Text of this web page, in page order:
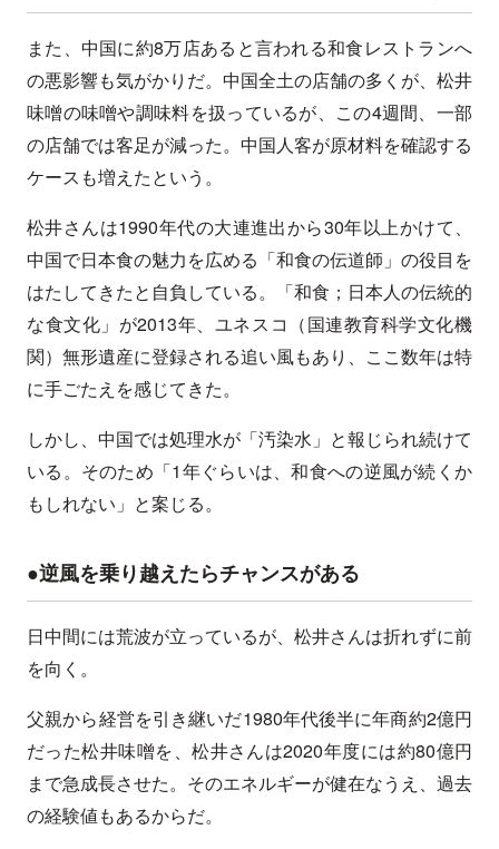
また、中国に約8万店あると言われる和食レストランへ
の悪影響も気がかりだ。中国全土の店舗の多くが、松井
味噌の味噌や調味料を扱っているが、この4週間、一部
の店舗では客足が減った。中国人客が原材料を確認する
ケースも増えたという。
松井さんは1990年代の大連進出から30年以上かけて、
中国で日本食の魅力を広める「和食の伝道師」の役目を
はたしてきたと自負している。「和食；日本人の伝統的
な食文化」が2013年、ユネスコ（国連教育科学文化機
関）無形遺産に登録される追い風もあり、ここ数年は特
に手ごたえを感じてきた。
しかし、中国では処理水が「汚染水」と報じられ続けて
いる。そのため「1年ぐらいは、和食への逆風が続くか
もしれない」と案じる。
●逆風を乗り越えたらチャンスがある
日中間には荒波が立っているが、松井さんは折れずに前
を向く。
父親から経営を引き継いだ1980年代後半に年商約2億円
だった松井味噌を、松井さんは2020年度には約80億円
まで急成長させた。そのエネルギーが健在なうえ、過去
の経験値もあるからだ。